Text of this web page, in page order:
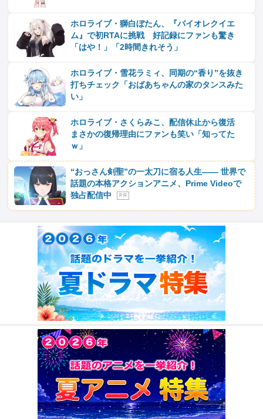
ホロライブ・獅白ぼたん、『バイオレクイエ
ム』で初RTAに挑戦 好記録にファンも驚き
「はや！」「2時間きれそう」
ホロライブ・雪花ラミィ、同期の“香り”を抜き
打ちチェック「おばあちゃんの家のタンスみた
い」
ホロライブ・さくらみこ、配信休止から復活
まさかの復帰理由にファンも笑い「知ってた
ｗ」
“おっさん剣聖”の一太刀に宿る人生―― 世界で
話題の本格アクションアニメ、Prime Videoで
独占配信中
P R